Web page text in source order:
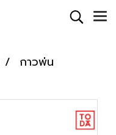
กาวพ่น